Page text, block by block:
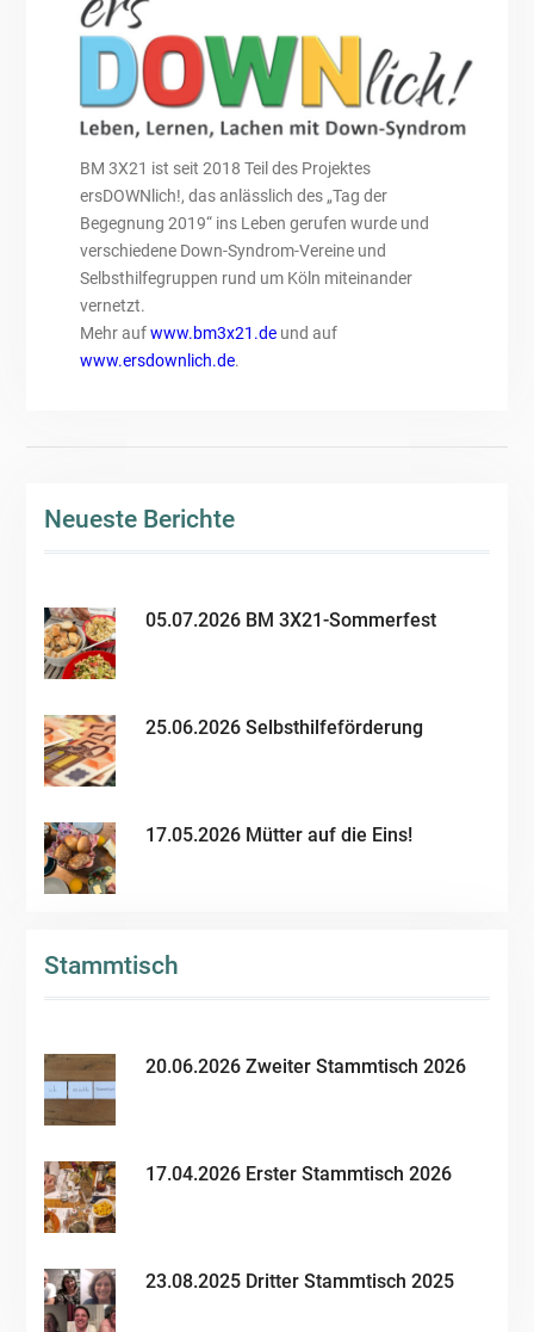
BM 3X21 ist seit 2018 Teil des Projektes
ersDOWNlich!, das anlässlich des „Tag der
Begegnung 2019“ ins Leben gerufen wurde und
verschiedene Down-Syndrom-Vereine und
Selbsthilfegruppen rund um Köln miteinander
vernetzt.
Mehr aufwww.bm3x21.deund auf
www.ersdownlich.de.
Neueste Berichte
05.07.2026 BM 3X21-Sommerfest
25.06.2026 Selbsthilfeförderung
17.05.2026 Mütter auf die Eins!
Stammtisch
20.06.2026 Zweiter Stammtisch 2026
17.04.2026 Erster Stammtisch 2026
23.08.2025 Dritter Stammtisch 2025